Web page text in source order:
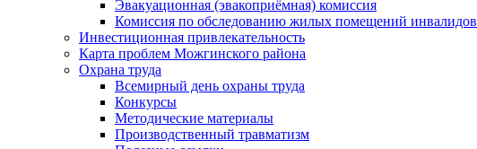
Эвакуационная (эвакоприёмная) комиссия
Комиссия по обследованию жилых помещений инвалидов
Инвестиционная привлекательность
Карта проблем Можгинского района
Охрана труда
Всемирный день охраны труда
Конкурсы
Методические материалы
Производственный травматизм